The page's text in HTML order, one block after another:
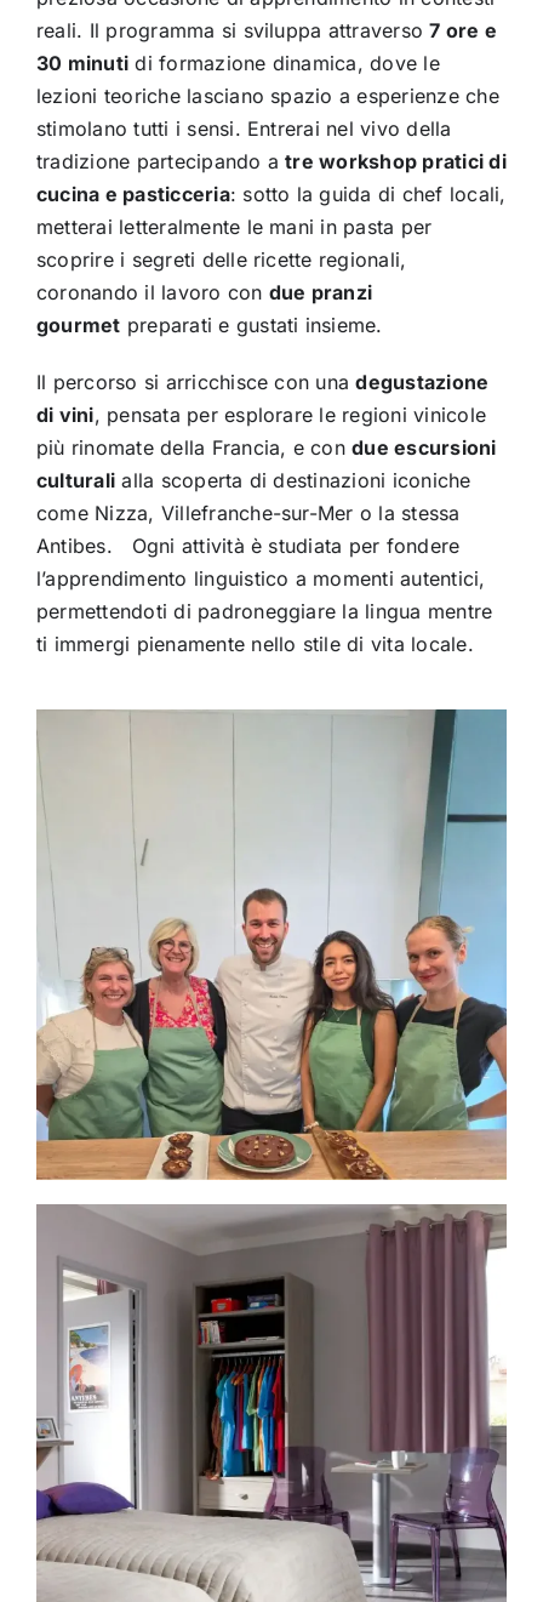
reali. Il programma si sviluppa attraverso7 ore e
30 minuti di formazione dinamica, dove le
lezioni teoriche lasciano spazio a esperienze che
stimolano tutti i sensi. Entrerai nel vivo della
tradizione partecipando atre workshop pratici di
cucina e pasticceria: sotto la guida di chef locali,
metterai letteralmente le mani in pasta per
scoprire i segreti delle ricette regionali,
coronando il lavoro con due pranzi
gourmet preparati e gustati insieme.
Il percorso si arricchisce con unadegustazione
di vini, pensata per esplorare le regioni vinicole
più rinomate della Francia, e condue escursioni
culturali alla scoperta di destinazioni iconiche
come Nizza, Villefranche-sur-Mer o la stessa
Antibes.
Ogni attività è studiata per fondere
l’apprendimento linguistico a momenti autentici,
permettendoti di padroneggiare la lingua mentre
ti immergi pienamente nello stile di vita locale.